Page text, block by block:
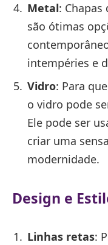
Metal:
são ótimas
intempéries e
Vidro: Para
o vidro pode
Ele pode ser
criar uma
modernidade.
Design e
Linhas retas: